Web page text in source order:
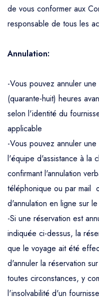
de vous conformer aux
responsable de tous les
Annulation:
-Vous pouvez annuler
(quarante-huit) heures
selon l'identité du
applicable
-Vous pouvez annuler
l'équipe d'assistance à la
confirmant l'annulation
téléphonique ou par mail
d'annulation en ligne sur
-Si une réservation est
indiquée ci-dessus, la
que le voyage ait été
d'annuler la réservation
toutes circonstances, y
l'insolvabilité d'un